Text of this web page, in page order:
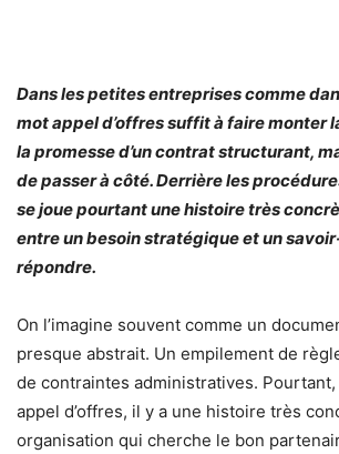
Dans les petites entreprises comme
mot appel d’offres suffit à faire monter
la promesse d’un contrat structurant,
de passer à côté. Derrière les
se joue pourtant une histoire très
entre un besoin stratégique et un
répondre.
On l’imagine souvent comme un
presque abstrait. Un empilement de
de contraintes administratives.
appel d’offres, il y a une histoire très
organisation qui cherche le bon